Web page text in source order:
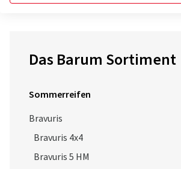
Das Barum Sortiment
Sommerreifen
Bravuris
Bravuris 4x4
Bravuris 5 HM